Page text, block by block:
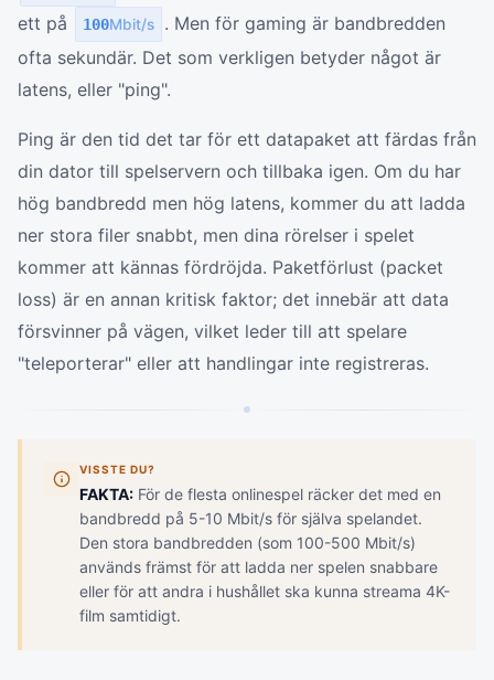
ett på
100Mbit/s
. Men för gaming är bandbredden
ofta sekundär. Det som verkligen betyder något är
latens, eller "ping".
Ping är den tid det tar för ett datapaket att färdas från
din dator till spelservern och tillbaka igen. Om du har
hög bandbredd men hög latens, kommer du att ladda
ner stora filer snabbt, men dina rörelser i spelet
kommer att kännas fördröjda. Paketförlust (packet
loss) är en annan kritisk faktor; det innebär att data
försvinner på vägen, vilket leder till att spelare
"teleporterar" eller att handlingar inte registreras.
VISSTE DU?
FAKTA: För de flesta onlinespel räcker det med en
bandbredd på 5-10 Mbit/s för själva spelandet.
Den stora bandbredden (som 100-500 Mbit/s)
används främst för att ladda ner spelen snabbare
eller för att andra i hushållet ska kunna streama 4K-
film samtidigt.